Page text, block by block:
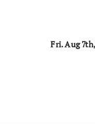
Fri. Aug